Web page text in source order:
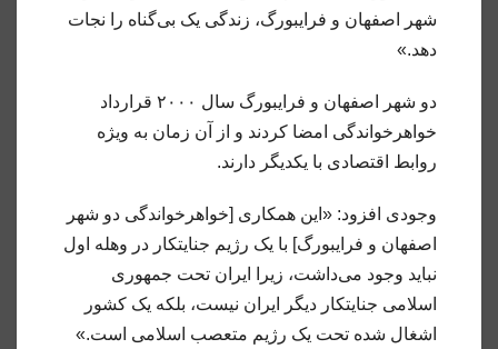
شهر اصفهان و فرایبورگ، زندگی یک بی‌گناه را نجات
دهد.»
دو شهر اصفهان و فرایبورگ سال ۲۰۰۰ قرارداد
خواهرخواندگی امضا کردند و از آن زمان به ویژه
روابط اقتصادی با یکدیگر دارند.
وجودی افزود: «این همکاری [خواهرخواندگی دو شهر
اصفهان و فرایبورگ] با یک رژیم جنایتکار در وهله اول
نباید وجود می‌داشت، زیرا ایران تحت جمهوری
اسلامی جنایتکار دیگر ایران نیست، بلکه یک کشور
اشغال شده تحت یک رژیم متعصب اسلامی است.»